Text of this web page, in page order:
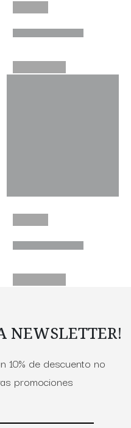
NEWSLETTER!
10% de descuento no
promociones